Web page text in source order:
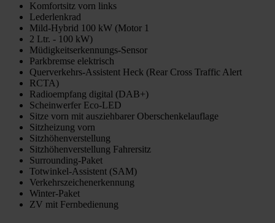
Komfortsitz vorn links
Lederlenkrad
Mild-Hybrid 100 kW (Motor 1
2 Ltr. - 100 kW)
Müdigkeitserkennungs-Sensor
Parkbremse elektrisch
Querverkehrs-Assistent Heck (Rear Cross Traffic Alert
RCTA)
Radioempfang digital (DAB+)
Scheinwerfer Eco-LED
Sitze vorn mit ausziehbarer Oberschenkelauflage
Sitzheizung vorn
Sitzhöhenverstellung
Sitzhöhenverstellung Fahrersitz
Surrounding-Paket
Totwinkel-Assistent (SAM)
Verkehrszeichenerkennung
Winter-Paket
ZV mit Fernbedienung